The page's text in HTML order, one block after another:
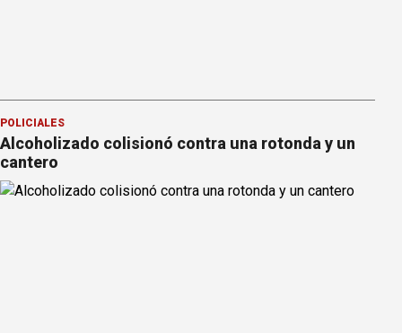
POLICIALES
Alcoholizado colisionó contra una rotonda y un
cantero